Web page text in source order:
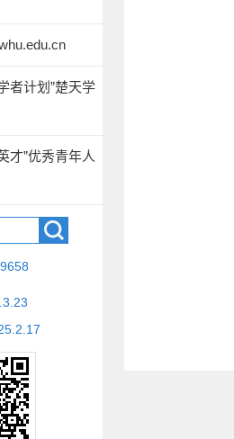
者计划”楚天学
才”优秀青年人
3 23
2 17